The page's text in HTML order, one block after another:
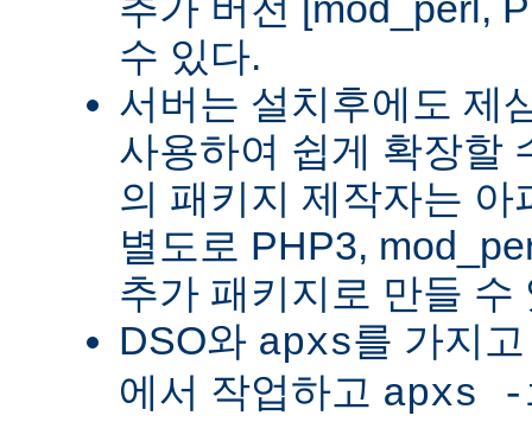
수 있다.
서버는 설치후에도 제
사용하여 쉽게 확장할
의 패키지 제작자는 아
별도로 PHP3,
추가 패키지로 만들 수
DSO와 apxs를 가지
에서 작업하고 apxs